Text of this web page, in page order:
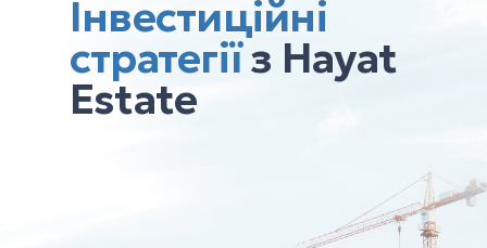
Інвестиційні
стратегіїз Hayat
Estate